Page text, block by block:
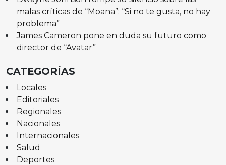
malas críticas de “Moana”: “Si no te gusta, no hay
problema”
James Cameron pone en duda su futuro como
director de “Avatar”
CATEGORÍAS
Locales
Editoriales
Regionales
Nacionales
Internacionales
Salud
Deportes